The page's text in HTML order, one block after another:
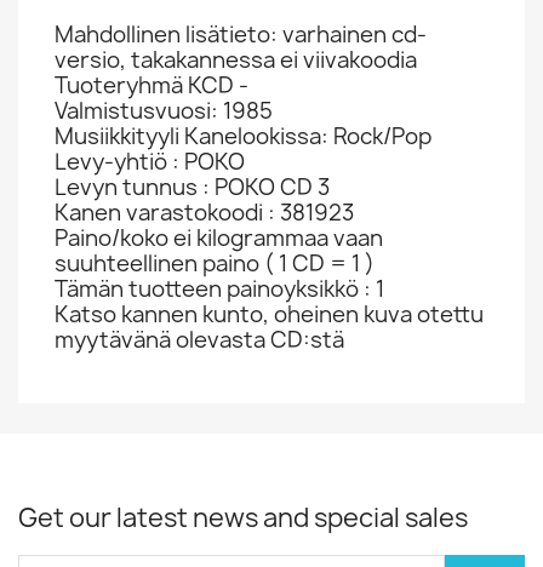
Mahdollinen lisätieto: varhainen cd-
versio, takakannessa ei viivakoodia
Tuoteryhmä KCD -
Valmistusvuosi: 1985
Musiikkityyli Kanelookissa: Rock/Pop
Levy-yhtiö : POKO
Levyn tunnus : POKO CD 3
Kanen varastokoodi : 381923
Paino/koko ei kilogrammaa vaan
suuhteellinen paino ( 1 CD = 1 )
Tämän tuotteen painoyksikkö : 1
Katso kannen kunto, oheinen kuva otettu
myytävänä olevasta CD:stä
Get our latest news and special sales